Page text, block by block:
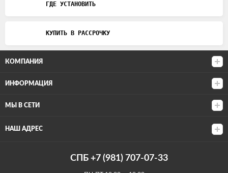
ГДЕ УСТАНОВИТЬ
КУПИТЬ В РАССРОЧКУ
КОМПАНИЯ
ИНФОРМАЦИЯ
МЫ В СЕТИ
НАШ АДРЕС
СПБ +7 (981) 707-07-33